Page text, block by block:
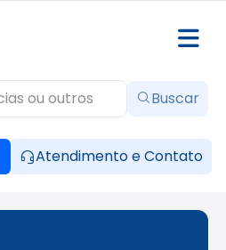
Atendimento e Contato
Buscar